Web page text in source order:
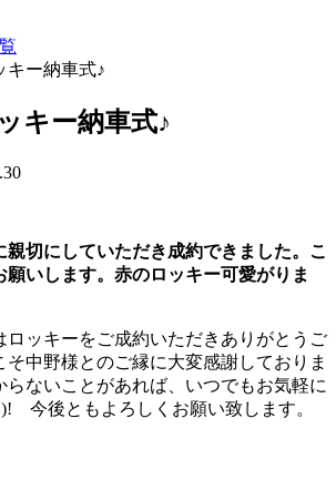
ー納車式♪
キー納車式♪
親切にしていただき成約できました。こ
いします。赤のロッキー可愛がりま
ッキーをご成約いただきありがとうご
そ中野様とのご縁に大変感謝しておりま
らないことがあれば、いつでもお気軽に
今後ともよろしくお願い致します。